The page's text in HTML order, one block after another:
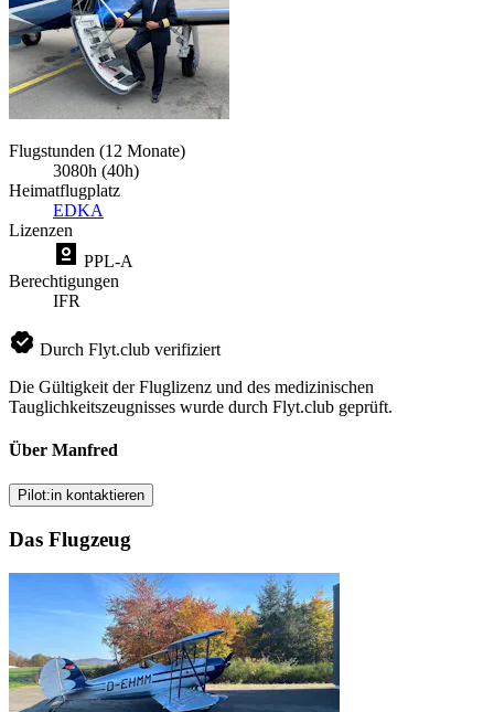
Flugstunden (12 Monate)
3080h (40h)
Heimatflugplatz
EDKA
Lizenzen
PPL-A
Berechtigungen
IFR
Durch Flyt.club verifiziert
Die Gültigkeit der Fluglizenz und des medizinischen
Tauglichkeitszeugnisses wurde durch Flyt.club geprüft.
Über Manfred
Pilot:in kontaktieren
Das Flugzeug